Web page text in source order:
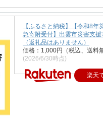
【ふるさと納税】【令和8年
急寄附受付】出雲市災害支援
（返礼品はありません）
価格：1,000円（税込、送料
(2026/6/30時点)
楽天